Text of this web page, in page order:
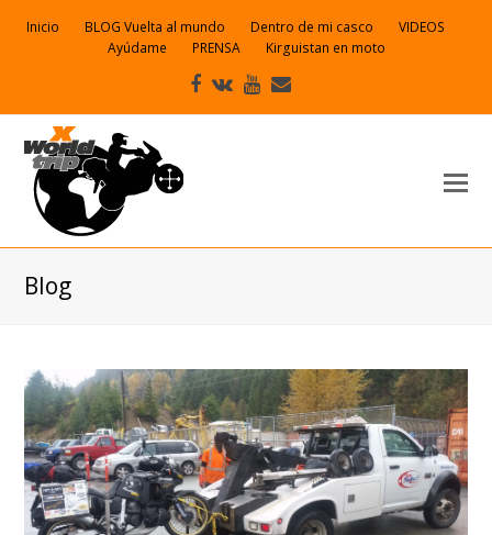
Inicio BLOG Vuelta al mundo Dentro de mi casco
VIDEOS
Ayúdame
PRENSA Kirguistan en moto
Facebook
VK Youtube
electrónico
Blog